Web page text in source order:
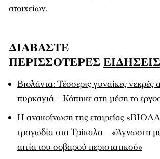
στοιχείων.
ΔΙΑΒΑΣΤΕ
ΠΕΡΙΣΣΟΤΕΡΕΣ ΕΙΔΗΣΕΙΣ
Βιολάντα: Τέσσερις γυναίκες νεκρές
πυρκαγιά – Κόπηκε στη μέση το
Η ανακοίνωση της εταιρείας
τραγωδία στα Τρίκαλα – «Άγνωστη
αιτία του σοβαρού περιστατικού»